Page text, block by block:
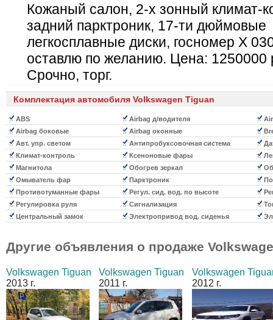
Кожаный салон, 2-х зонный климат-
задний парктроник, 17-ти дюймовые
легкосплавные диски, госномер Х
оставлю по желанию. Цена: 1250000
Срочно, торг.
Комплектация автомобиля Volkswagen Tiguan
ABS Airbag д/водителя
Airbag боковые
Airbag оконные
Авт. упр. светом
Антипробуксовочная система
Климат-контроль
Ксеноновые фары
Магнитола
Обогрев зеркал
Омыватель фар
Парктроник
Противотуманные фары
Регул. сид. вод. по высоте
Регулировка руля
Сигнализация
Центральный замок
Электропривод вод. сиденья
Другие объявления о продаже
Volkswagen Tiguan
2013 г.
Volkswagen Tiguan
2011 г.
Volkswagen
2012 г.